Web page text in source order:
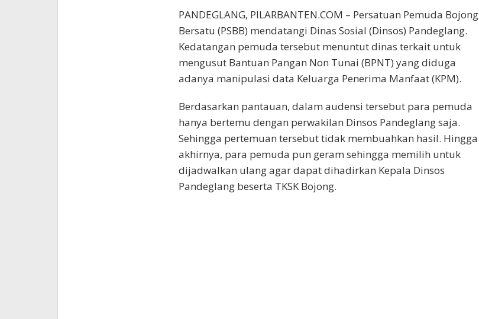
PANDEGLANG, PILARBANTEN.COM – Persatuan Pemuda Bojong
Bersatu (PSBB) mendatangi Dinas Sosial (Dinsos) Pandeglang.
Kedatangan pemuda tersebut menuntut dinas terkait untuk
mengusut Bantuan Pangan Non Tunai (BPNT) yang diduga
adanya manipulasi data Keluarga Penerima Manfaat (KPM).
Berdasarkan pantauan, dalam audensi tersebut para pemuda
hanya bertemu dengan perwakilan Dinsos Pandeglang saja.
Sehingga pertemuan tersebut tidak membuahkan hasil. Hingga
akhirnya, para pemuda pun geram sehingga memilih untuk
dijadwalkan ulang agar dapat dihadirkan Kepala Dinsos
Pandeglang beserta TKSK Bojong.